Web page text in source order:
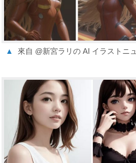
▲ 來自 @新宮ラリの AI イラストニュ